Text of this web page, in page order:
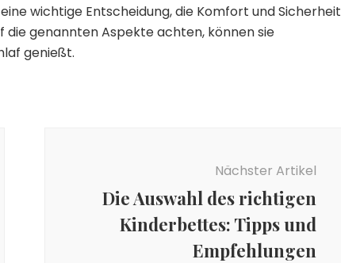
wichtige Entscheidung, die Komfort und Sicherheit
die genannten Aspekte achten, können sie
genießt.
Nächster Artikel
Die Auswahl des richtigen
Kinderbettes: Tipps und
Empfehlungen